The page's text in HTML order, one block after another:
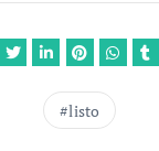
listo